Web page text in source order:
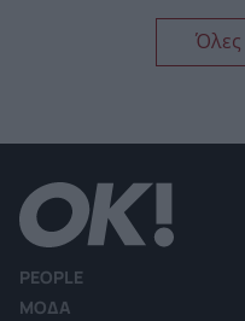
Όλες
PEOPLE
ΜΟΔΑ